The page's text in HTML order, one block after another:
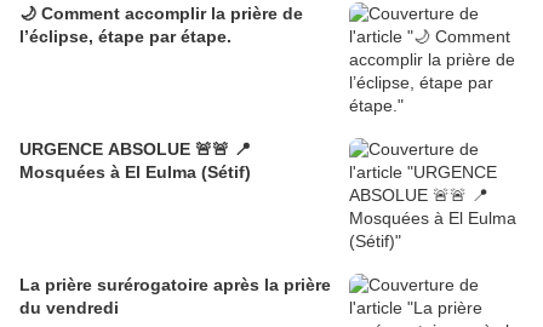
🌙 Comment accomplir la prière de
l’éclipse, étape par étape.
URGENCE ABSOLUE 🚨🚨 📍
Mosquées à El Eulma (Sétif)
La prière surérogatoire après la prière
du vendredi